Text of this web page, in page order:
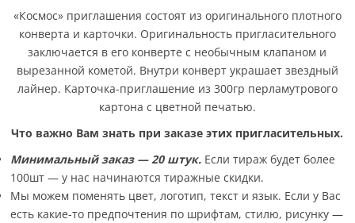
«Космос» приглашения состоят из оригинального плотного
конверта и карточки. Оригинальность пригласительного
заключается в его конверте с необычным клапаном и
вырезанной кометой. Внутри конверт украшает звездный
лайнер. Карточка-приглашение из 300гр перламутрового
картона с цветной печатью.
Что важно Вам знать при заказе этих пригласительных.
Минимальный заказ — 20 штук. Если тираж будет более
100шт — у нас начинаются тиражные скидки.
Мы можем поменять цвет, логотип, текст и язык. Если у Вас
есть какие-то предпочтения по шрифтам, стилю, рисунку —